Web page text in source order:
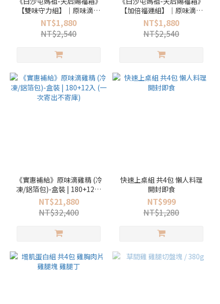
【雙味守力組】｜原味滴雞
精 1盒 + 豬肉鬆 2罐 (原味、
海苔各1)
NT$1,880
NT$2,540
【加倍福運組】｜原味滴雞
精 1盒 + 豬肉鬆 2罐
NT$1,880
NT$2,540
《實惠補給》原味滴雞精 (冷
凍/鋁箔包)-盒裝 | 180+12入
(一次寄出不寄庫)
NT$21,880
NT$32,400
快速上桌組 共4包 懶人料理
開封即食
NT$999
NT$1,280